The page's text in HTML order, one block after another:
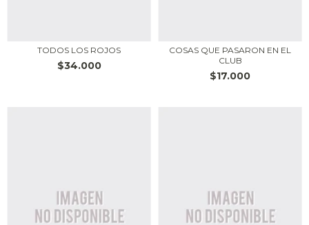
TODOS LOS ROJOS
$34.000
COSAS QUE PASARON EN EL
CLUB
$17.000